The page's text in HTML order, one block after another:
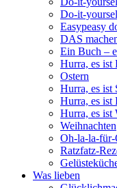
Do-it-
Easypeasy
DAS
Ein Buch –
Hurra, es ist
Ostern
Hurra, es ist
Hurra, es ist
Hurra, es ist
Weihnachten
Oh-la-la-für-
Ratzfatz-
Was lieben